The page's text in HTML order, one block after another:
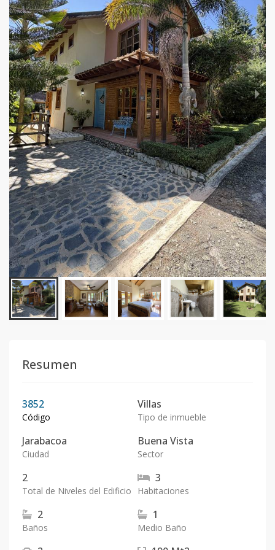
Resumen
3852
Código
Villas
Tipo de inmueble
Jarabacoa
Ciudad
Buena Vista
Sector
2
Total de Niveles del Edificio
3
Habitaciones
2
Baños
1
Medio Baño